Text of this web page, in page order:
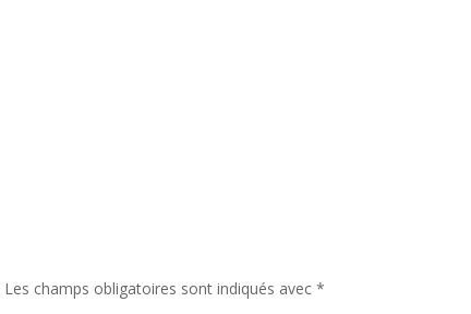
Les champs obligatoires sont indiqués avec*